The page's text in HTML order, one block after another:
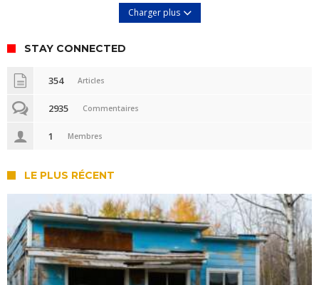
Charger plus
STAY CONNECTED
354 Articles
2935 Commentaires
1 Membres
LE PLUS RÉCENT